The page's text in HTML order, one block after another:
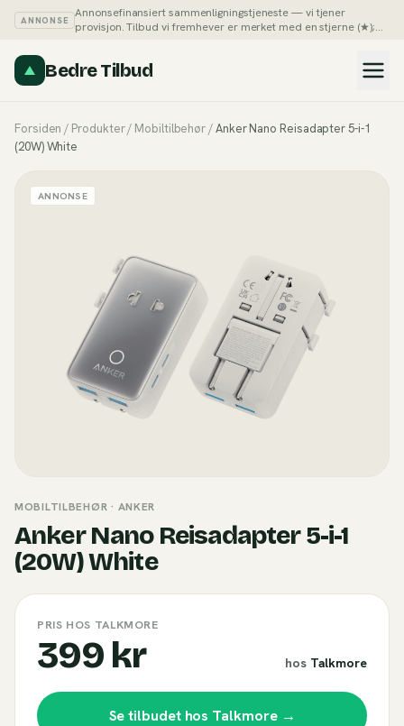
ANNONSE
Annonsefinansiert sammenligningstjeneste — vi tjener
provisjon. Tilbud vi fremhever er merket med en stjerne (★);
Bedre Tilbud
Forsiden / Produkter/ Mobiltilbehør/Anker Nano Reisadapter 5-i-1
(20W) White
ANNONSE
MOBILTILBEHØR · ANKER
Anker Nano Reisadapter 5-i-1
(20W) White
PRIS HOS TALKMORE
399 kr hos Talkmore
Se tilbudet hos Talkmore→